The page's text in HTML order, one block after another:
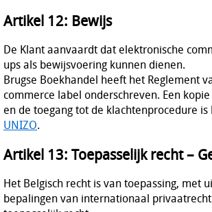
Artikel 12: Bewijs
De Klant aanvaardt dat elektronische
ups als bewijsvoering kunnen dienen.
Brugse Boekhandel heeft het Reglement
commerce label onderschreven. Een
en de toegang tot de klachtenprocedure is
UNIZO.
Artikel 13: Toepasselijk recht –
Het Belgisch recht is van toepassing, met
bepalingen van internationaal